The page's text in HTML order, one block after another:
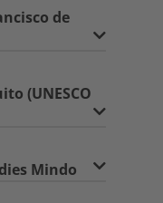
de
(UNESCO
Mindo